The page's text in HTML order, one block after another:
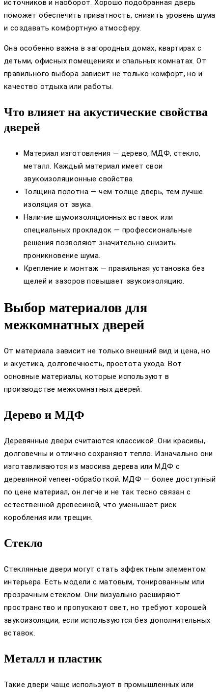
источников и наоборот. Хорошо подобранная дверь
поможет обеспечить приватность, снизить уровень шума
и создавать комфортную атмосферу.
Она особенно важна в загородных домах, квартирах с
детьми, офисных помещениях и спальных комнатах. От
правильного выбора зависит не только комфорт, но и
качество отдыха или работы.
Что влияет на акустические свойства
дверей
Материал изготовления — дерево, МДФ, стекло,
металл. Каждый материал имеет свои
звукоизоляционные свойства.
Толщина полотна — чем толще дверь, тем лучше
изоляция от звука.
Наличие шумоизоляционных вставок или
специальных прокладок — профессиональные
решения позволяют значительно снизить
проникновение шума.
Крепление и монтаж — правильная установка без
щелей и зазоров повышает звукоизоляцию.
Выбор материалов для
межкомнатных дверей
От материала зависит не только внешний вид и цена, но
и акустика, долговечность, простота ухода. Вот
основные материалы, которые используют в
производстве межкомнатных дверей:
Дерево и МДФ
Деревянные двери считаются классикой. Они красивы,
долговечны и отлично сохраняют тепло. Изначально они
изготавливаются из массива дерева или МДФ с
деревянной veneer-обработкой. МДФ — более доступный
по цене материал, он легче и не так тесно связан с
естественной древесиной, что уменьшает риск
коробления или трещин.
Стекло
Стеклянные двери могут стать эффектным элементом
интерьера. Есть модели с матовым, тонированным или
прозрачным стеклом. Они визуально расширяют
пространство и пропускают свет, но требуют хорошей
звукоизоляции, если используются без дополнительных
вставок.
Металл и пластик
Такие двери чаще используют в промышленных или